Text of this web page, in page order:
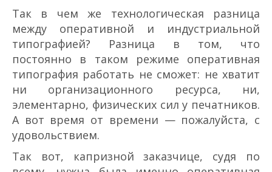
Так в чем же технологическая разница
между оперативной и индустриальной
типографией? Разница в том, что
постоянно в таком режиме оперативная
типография работать не сможет: не хватит
ни организационного ресурса, ни,
элементарно, физических сил у печатников.
А вот время от времени — пожалуйста, с
удовольствием.
Так вот, капризной заказчице, судя по